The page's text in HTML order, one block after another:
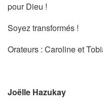
pour Dieu !
Soyez transformés !
Orateurs : Caroline et
Joëlle Hazukay